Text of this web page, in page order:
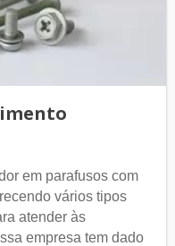
em parafusos com
vários tipos
atender às
empresa tem dado